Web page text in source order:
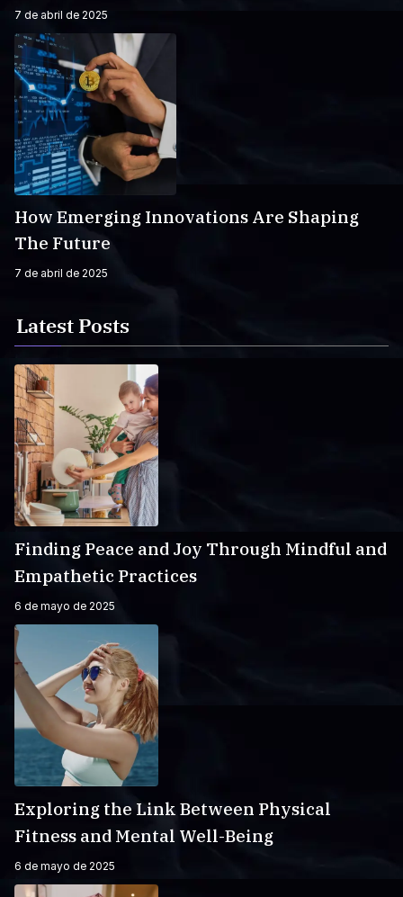
7 de abril de 2025
How Emerging Innovations Are Shaping
The Future
7 de abril de 2025
Latest Posts
Finding Peace and Joy Through Mindful and
Empathetic Practices
6 de mayo de 2025
Exploring the Link Between Physical
Fitness and Mental Well-Being
6 de mayo de 2025